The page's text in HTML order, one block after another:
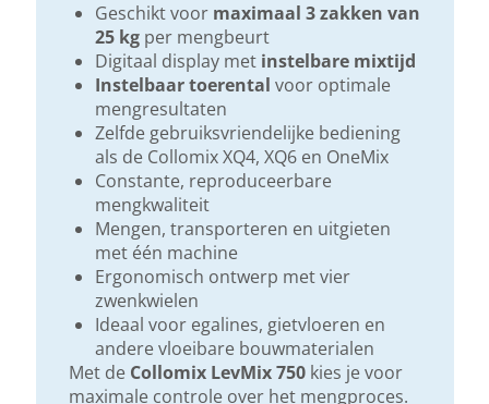
Geschikt voor maximaal 3 zakken van
25 kgper mengbeurt
Digitaal display met instelbare mixtijd
Instelbaar toerental voor optimale
mengresultaten
Zelfde gebruiksvriendelijke bediening
als de Collomix XQ4, XQ6 en OneMix
Constante, reproduceerbare
mengkwaliteit
Mengen, transporteren en uitgieten
met één machine
Ergonomisch ontwerp met vier
zwenkwielen
Ideaal voor egalines, gietvloeren en
andere vloeibare bouwmaterialen
Met de Collomix LevMix 750kies je voor
maximale controle over het mengproces.